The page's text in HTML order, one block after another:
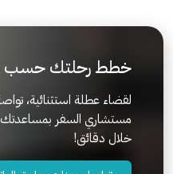
خطط رحلتك حسب
لقضاء عطلة استثنائية،
مستشاري السفر
خلال دقائق!